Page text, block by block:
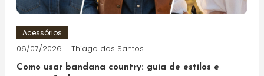
Acessórios
06/07/2026 Thiago dos Santos
Como usar bandana country: guia de estilos e